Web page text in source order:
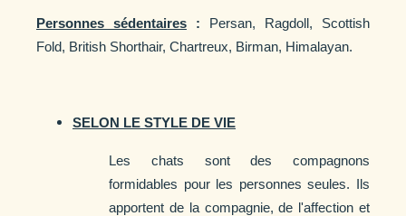
Personnes sédentaires : Persan, Ragdoll, Scottish
Fold, British Shorthair, Chartreux, Birman, Himalayan.
SELON LE STYLE DE VIE
Les chats sont des compagnons
formidables pour les personnes seules. Ils
apportent de la compagnie, de l'affection et